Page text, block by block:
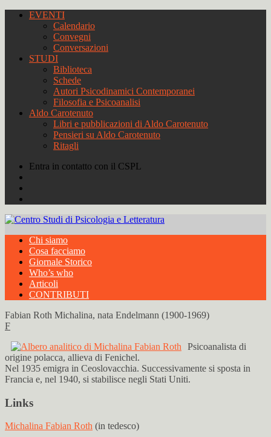
EVENTI
Calendario
Convegni
Conversazioni
STUDI
Biblioteca
Schede
Autori Psicodinamici Contemporanei
Filosofia e Psicoanalisi
Aldo Carotenuto
Libri e pubblicazioni di Aldo Carotenuto
Pensieri su Aldo Carotenuto
Ritagli
Entra in contatto con il CSPL
Chi siamo
Cosa facciamo
Giornale Storico
Who’s who
Articoli
CONTRIBUTI
Fabian Roth Michalina, nata Endelmann (1900-1969)
F
Psicoanalista di
origine polacca, allieva di Fenichel.
Nel 1935 emigra in Ceoslovacchia. Successivamente si sposta in
Francia e, nel 1940, si stabilisce negli Stati Uniti.
Links
Michalina Fabian Roth (in tedesco)